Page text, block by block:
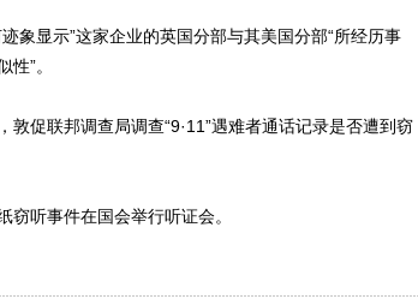
显示”这家企业的英国分部与其美国分部“所经历事
”。
促联邦调查局调查“9·11”遇难者通话记录是否遭到窃
听事件在国会举行听证会。